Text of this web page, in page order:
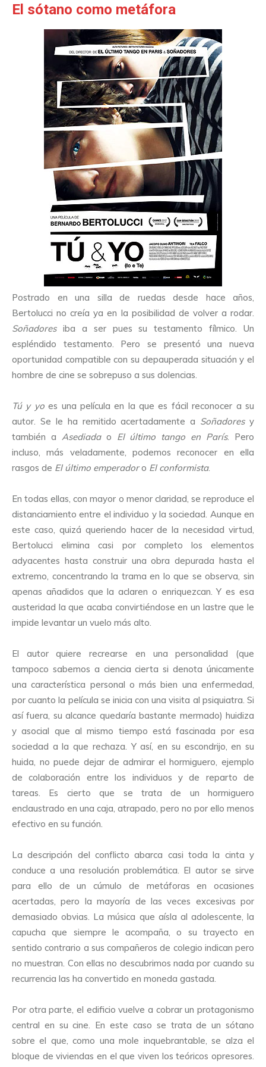
El sótano como metáfora
Postrado en una silla de ruedas desde hace años,
Bertolucci no creía ya en la posibilidad de volver a rodar.
Soñadoresiba a ser pues su testamento fílmico. Un
espléndido testamento. Pero se presentó una nueva
oportunidad compatible con su depauperada situación y el
hombre de cine se sobrepuso a sus dolencias.
Tú y yoes una película en la que es fácil reconocer a su
autor. Se le ha remitido acertadamente a Soñadoresy
también a Asediadao El último tango en París. Pero
incluso, más veladamente, podemos reconocer en ella
rasgos de El último emperadoro El conformista.
En todas ellas, con mayor o menor claridad, se reproduce el
distanciamiento entre el individuo y la sociedad. Aunque en
este caso, quizá queriendo hacer de la necesidad virtud,
Bertolucci elimina casi por completo los elementos
adyacentes hasta construir una obra depurada hasta el
extremo, concentrando la trama en lo que se observa, sin
apenas añadidos que la aclaren o enriquezcan. Y es esa
austeridad la que acaba convirtiéndose en un lastre que le
impide levantar un vuelo más alto.
El autor quiere recrearse en una personalidad (que
tampoco sabemos a ciencia cierta si denota únicamente
una característica personal o más bien una enfermedad,
por cuanto la película se inicia con una visita al psiquiatra. Si
así fuera, su alcance quedaría bastante mermado) huidiza
y asocial que al mismo tiempo está fascinada por esa
sociedad a la que rechaza. Y así, en su escondrijo, en su
huida, no puede dejar de admirar el hormiguero, ejemplo
de colaboración entre los individuos y de reparto de
tareas. Es cierto que se trata de un hormiguero
enclaustrado en una caja, atrapado, pero no por ello menos
efectivo en su función.
La descripción del conflicto abarca casi toda la cinta y
conduce a una resolución problemática. El autor se sirve
para ello de un cúmulo de metáforas en ocasiones
acertadas, pero la mayoría de las veces excesivas por
demasiado obvias. La música que aísla al adolescente, la
capucha que siempre le acompaña, o su trayecto en
sentido contrario a sus compañeros de colegio indican pero
no muestran. Con ellas no descubrimos nada por cuando su
recurrencia las ha convertido en moneda gastada.
Por otra parte, el edificio vuelve a cobrar un protagonismo
central en su cine. En este caso se trata de un sótano
sobre el que, como una mole inquebrantable, se alza el
bloque de viviendas en el que viven los teóricos opresores.